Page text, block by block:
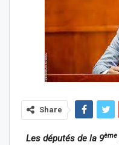
Share
Les députés de la 9ème